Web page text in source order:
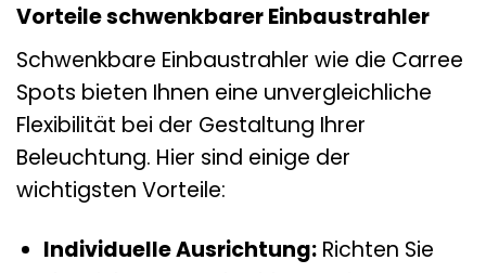
Vorteile schwenkbarer Einbaustrahler
Schwenkbare Einbaustrahler wie die Carree
Spots bieten Ihnen eine unvergleichliche
Flexibilität bei der Gestaltung Ihrer
Beleuchtung. Hier sind einige der
wichtigsten Vorteile:
Individuelle Ausrichtung:Richten Sie